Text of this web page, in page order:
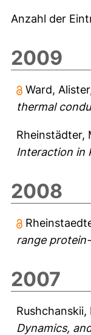
Anzahl der
2009
Ward, Alister
thermal
Rheinstädter,
Interaction in
2008
range
2007
Dynamics,